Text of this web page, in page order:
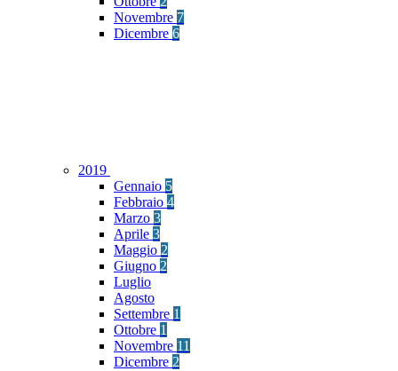
Novembre 7
Dicembre 6
2019
Gennaio 5
Febbraio 4
Marzo 3
Aprile 3
Maggio 2
Giugno 2
Luglio
Agosto
Settembre 1
Ottobre 1
Novembre 11
Dicembre 2